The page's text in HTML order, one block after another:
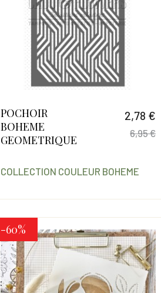
POCHOIR
BOHEME
GEOMETRIQUE
2,78 €
6,95 €
COLLECTION COULEUR BOHEME
-60%